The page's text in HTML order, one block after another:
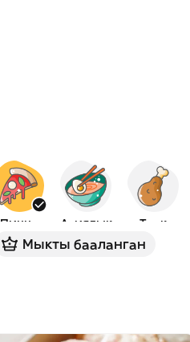
Пицца Азиялык Тоок
Мыкты бааланган